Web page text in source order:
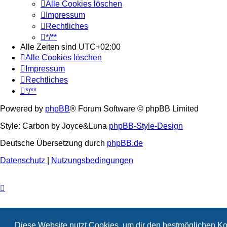
Alle Cookies löschen
Impressum
Rechtliches
*/**
Alle Zeiten sind UTC+02:00
Alle Cookies löschen
Impressum
Rechtliches
*/**
Powered by phpBB® Forum Software © phpBB Limited
Style: Carbon by Joyce&Luna phpBB-Style-Design
Deutsche Übersetzung durch phpBB.de
Datenschutz
Nutzungsbedingungen